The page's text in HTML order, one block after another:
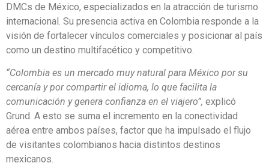
DMCs de México, especializados en la atracción de turismo
internacional. Su presencia activa en Colombia responde a la
visión de fortalecer vínculos comerciales y posicionar al país
como un destino multifacético y competitivo.
“Colombia es un mercado muy natural para México por su
cercanía y por compartir el idioma, lo que facilita la
comunicación y genera confianza en el viajero”, explicó
Grund. A esto se suma el incremento en la conectividad
aérea entre ambos países, factor que ha impulsado el flujo
de visitantes colombianos hacia distintos destinos
mexicanos.